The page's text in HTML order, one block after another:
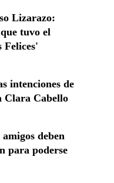
Lizarazo:
tuvo el
Felices'
intenciones de
Clara Cabello
deben
para poderse